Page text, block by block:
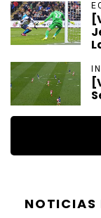
NOTICIAS